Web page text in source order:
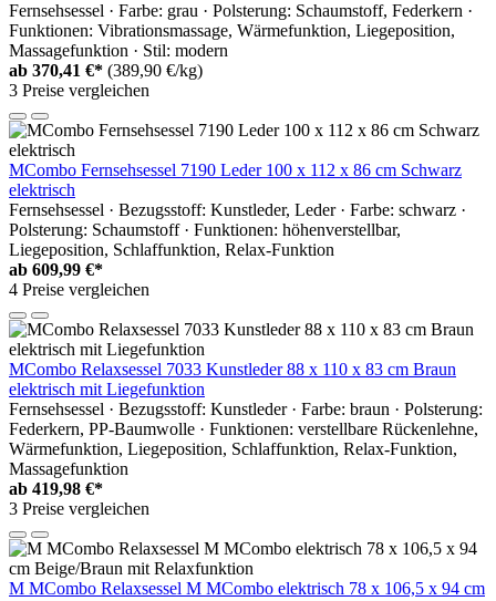
Fernsehsessel · Farbe: grau · Polsterung: Schaumstoff, Federkern ·
Funktionen: Vibrationsmassage, Wärmefunktion, Liegeposition,
Massagefunktion · Stil: modern
ab 370,41 €* (389,90 €/kg)
3 Preise vergleichen
MCombo Fernsehsessel 7190 Leder 100 x 112 x 86 cm Schwarz
elektrisch
Fernsehsessel · Bezugsstoff: Kunstleder, Leder · Farbe: schwarz ·
Polsterung: Schaumstoff · Funktionen: höhenverstellbar,
Liegeposition, Schlaffunktion, Relax-Funktion
ab 609,99 €*
4 Preise vergleichen
MCombo Relaxsessel 7033 Kunstleder 88 x 110 x 83 cm Braun
elektrisch mit Liegefunktion
Fernsehsessel · Bezugsstoff: Kunstleder · Farbe: braun · Polsterung:
Federkern, PP-Baumwolle · Funktionen: verstellbare Rückenlehne,
Wärmefunktion, Liegeposition, Schlaffunktion, Relax-Funktion,
Massagefunktion
ab 419,98 €*
3 Preise vergleichen
M MCombo Relaxsessel M MCombo elektrisch 78 x 106,5 x 94 cm